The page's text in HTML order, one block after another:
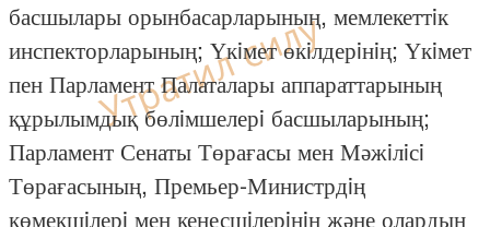
басшылары орынбасарларының, мемлекеттiк
инспекторларының; Үкiмет өкiлдерiнiң; Үкiмет
пен Парламент Палаталары аппараттарының
құрылымдық бөлiмшелерi басшыларының;
Парламент Сенаты Төрағасы мен Мәжiлiсi
Төрағасының, Премьер-Министрдiң
көмекшiлерi мен кеңесшiлерiнiң және олардың